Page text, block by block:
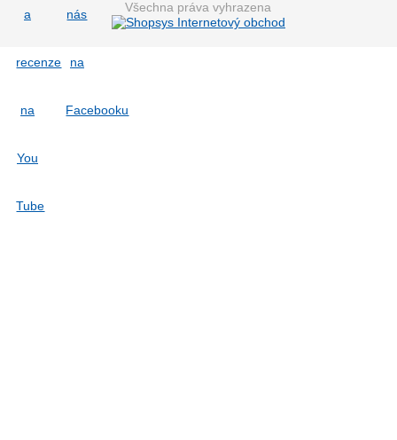
Všechna práva vyhrazena